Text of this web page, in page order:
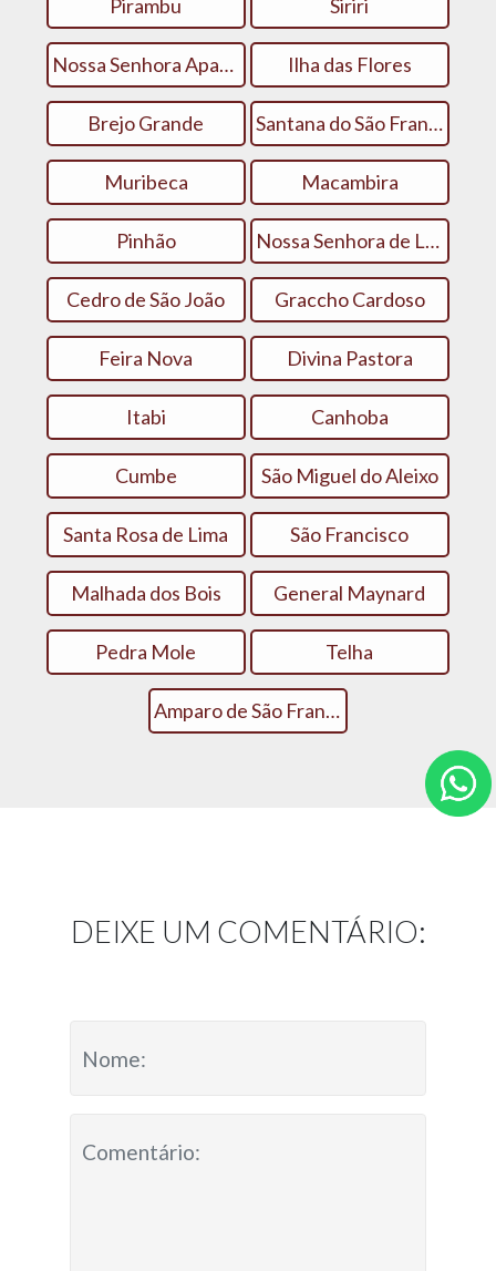
Pirambu Siriri
Nossa Senhora Aparecida Ilha das Flores
Brejo Grande Santana do São Francisco
Muribeca Macambira
Pinhão Nossa Senhora de Lourdes
Cedro de São João Graccho Cardoso
Feira Nova Divina Pastora
Itabi Canhoba
Cumbe São Miguel do Aleixo
Santa Rosa de Lima São Francisco
Malhada dos Bois General Maynard
Pedra Mole Telha
Amparo de São Francisco
DEIXE UM COMENTÁRIO: